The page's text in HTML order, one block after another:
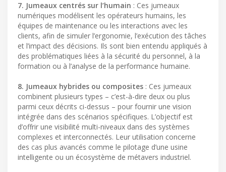
7. Jumeaux centrés sur l’humain : Ces jumeaux
numériques modélisent les opérateurs humains, les
équipes de maintenance ou les interactions avec les
clients, afin de simuler l’ergonomie, l’exécution des tâches
et l’impact des décisions. Ils sont bien entendu appliqués à
des problématiques liées à la sécurité du personnel, à la
formation ou à l’analyse de la performance humaine.
8. Jumeaux hybrides ou composites : Ces jumeaux
combinent plusieurs types – c’est-à-dire deux ou plus
parmi ceux décrits ci-dessus – pour fournir une vision
intégrée dans des scénarios spécifiques. L’objectif est
d’offrir une visibilité multi-niveaux dans des systèmes
complexes et interconnectés. Leur utilisation concerne
des cas plus avancés comme le pilotage d’une usine
intelligente ou un écosystème de métavers industriel.